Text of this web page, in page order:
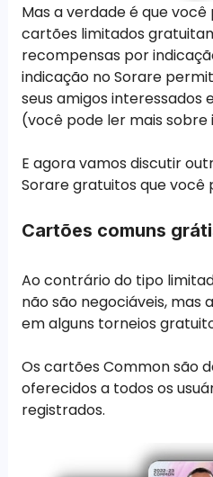
Mas a verdade é que
cartões limitados
recompensas por
indicação no Sorare
seus amigos interessados
(você pode ler mais sobre
E agora vamos discutir
Sorare gratuitos que você
Cartões comuns
Ao contrário do tipo
não são negociáveis, mas
em alguns torneios
Os cartões Common são
oferecidos a todos os
registrados.